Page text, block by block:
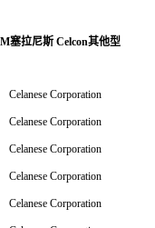
塞拉尼斯 Celcon其他型
Celanese Corporation
Celanese Corporation
Celanese Corporation
Celanese Corporation
Celanese Corporation